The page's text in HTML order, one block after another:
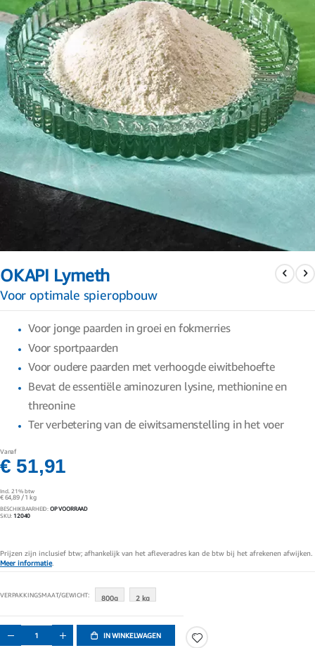
het
van
OKAPI Lymeth
Voor optimale spieropbouw
Voor jonge paarden in groei en fokmerries
Voor sportpaarden
Voor oudere paarden met verhoogde eiwitbehoefte
Bevat de essentiële aminozuren lysine, methionine en
threonine
Ter verbetering van de eiwitsamenstelling in het voer
Vanaf
€ 51,91
Incl. 21% btw
€ 64,89/ 1 kg
BESCHIKBAARHEID: OP VOORRAAD
SKU 12040
Prijzen zijn inclusief btw; afhankelijk van het afleveradres kan de btw bij het afrekenen afwijken.
Meer informatie.
VERPAKKINGSMAAT/GEWICHT 800g 2 kg
IN WINKELWAGEN